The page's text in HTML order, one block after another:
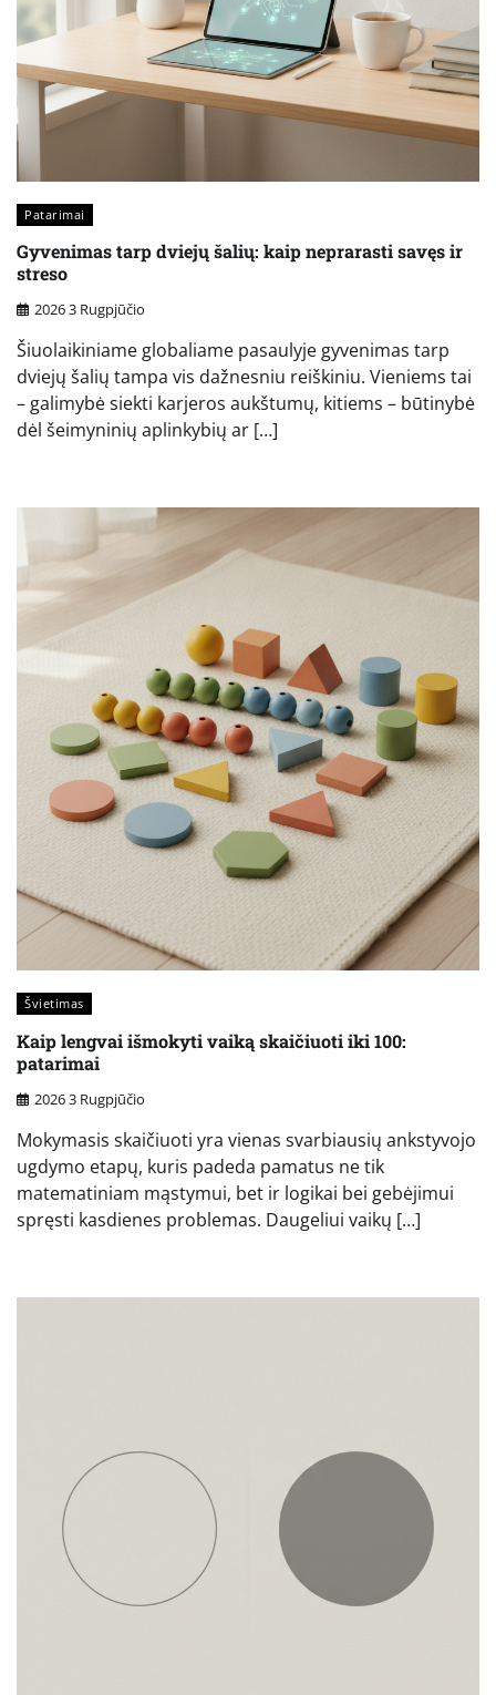
Patarimai
Gyvenimas tarp dviejų šalių: kaip neprarasti savęs ir
streso
2026 3 Rugpjūčio
Šiuolaikiniame globaliame pasaulyje gyvenimas tarp
dviejų šalių tampa vis dažnesniu reiškiniu. Vieniems tai
– galimybė siekti karjeros aukštumų, kitiems – būtinybė
dėl šeimyninių aplinkybių ar […]
Švietimas
Kaip lengvai išmokyti vaiką skaičiuoti iki 100:
patarimai
2026 3 Rugpjūčio
Mokymasis skaičiuoti yra vienas svarbiausių ankstyvojo
ugdymo etapų, kuris padeda pamatus ne tik
matematiniam mąstymui, bet ir logikai bei gebėjimui
spręsti kasdienes problemas. Daugeliui vaikų […]